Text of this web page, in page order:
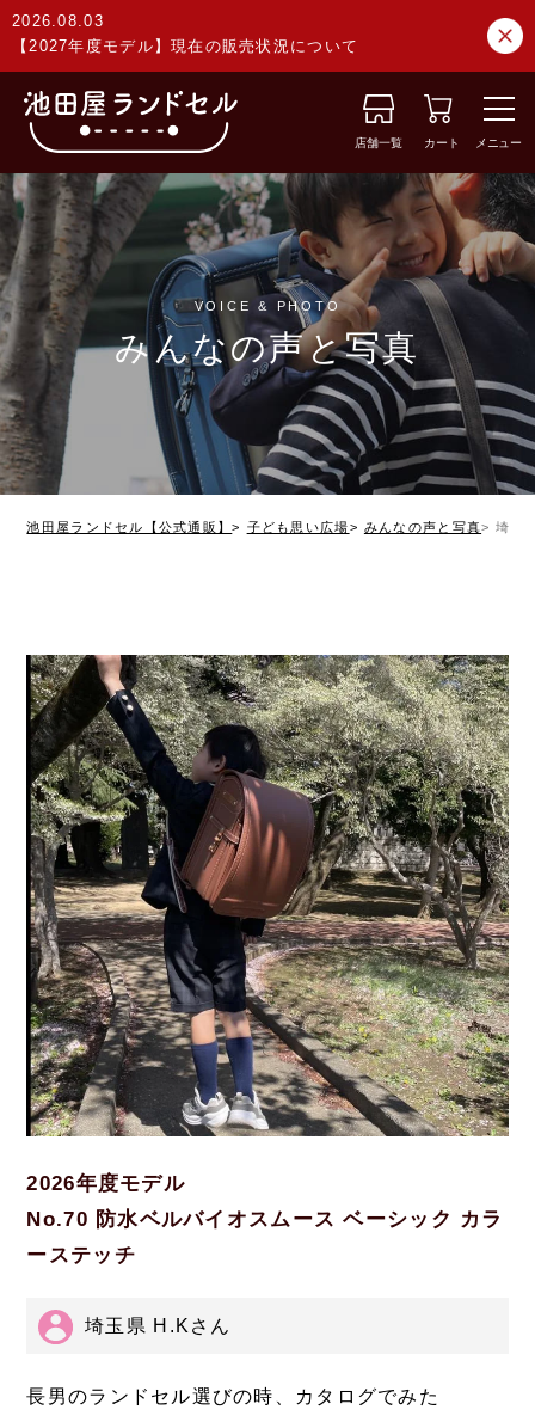
2026.08.03
【2027年度モデル】現在の販売状況について
店舗一覧 カート メニュー
VOICE & PHOTO
みんなの声と写真
池田屋ランドセル【公式通販】 子ども思い広場 みんなの声と写真 埼玉
2026年度モデル
No.70 防水ベルバイオスムース ベーシック カラ
ーステッチ
埼玉県 H.Kさん
長男のランドセル選びの時、カタログでみた